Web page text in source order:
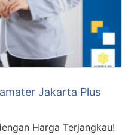
Jakarta Plus
Harga Terjangkau!